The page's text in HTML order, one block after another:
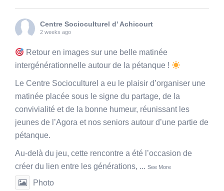
Centre Socioculturel d' Achicourt
2 weeks ago
Retour en images sur une belle matinée
intergénérationnelle autour de la pétanque !
Le Centre Socioculturel a eu le plaisir d’organiser une
matinée placée sous le signe du partage, de la
convivialité et de la bonne humeur, réunissant les
jeunes de l’Agora et nos seniors autour d’une partie de
pétanque.
Au-delà du jeu, cette rencontre a été l’occasion de
créer du lien entre les générations, ... See More
Photo